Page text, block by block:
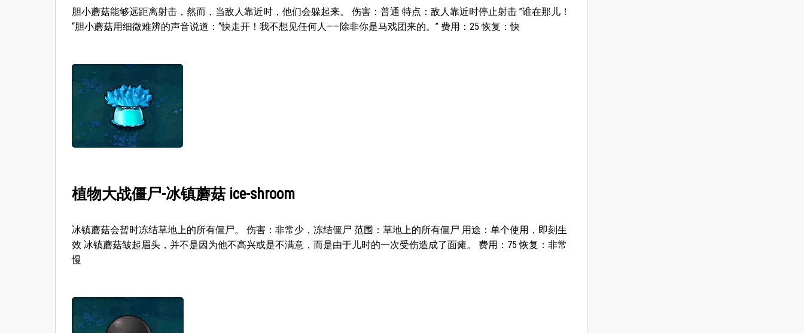
胆小蘑菇能够远距离射击，然而，当敌人靠近时，他们会躲起来。 伤害：普通 特点：敌人靠近时停止射击 ”谁在那儿！
“胆小蘑菇用细微难辨的声音说道：“快走开！我不想见任何人——除非你是马戏团来的。” 费用：25 恢复：快
植物大战僵尸-冰镇蘑菇 ice-shroom
冰镇蘑菇会暂时冻结草地上的所有僵尸。 伤害：非常少，冻结僵尸 范围：草地上的所有僵尸 用途：单个使用，即刻生
效 冰镇蘑菇皱起眉头，并不是因为他不高兴或是不满意，而是由于儿时的一次受伤造成了面瘫。 费用：75 恢复：非常
慢